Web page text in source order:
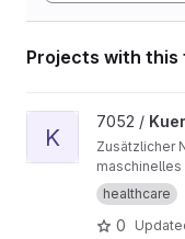
Projects with this
View Kuerteil Noel
K
7052 /
Zusätzlicher
maschinelles
Setup des
sowie
die
healthcare
0